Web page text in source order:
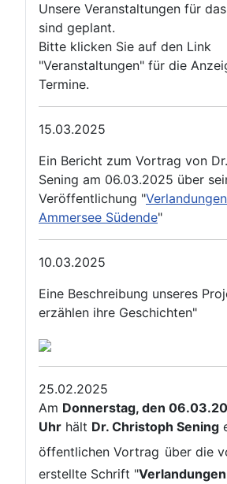
Unsere Veranstaltungen für
sind geplant.
Bitte klicken Sie auf den Link
"Veranstaltungen" für die
Termine.
15.03.2025
Ein Bericht zum Vortrag von
Sening am 06.03.2025 über
Veröffentlichung "
Ammersee Südende"
10.03.2025
Eine Beschreibung unseres
erzählen ihre Geschichten"
25.02.2025
Am Donnerstag, den
Uhr hält Dr. Christoph Sening
öffentlichen Vortrag über die
erstellte Schrift "